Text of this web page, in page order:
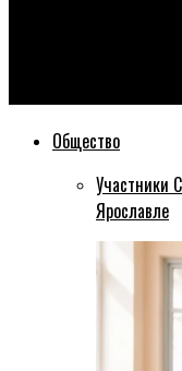
Общество
Участники
Ярославле